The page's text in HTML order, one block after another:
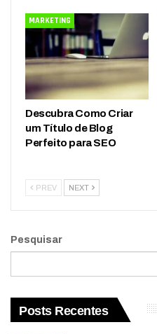
MARKETING
Descubra Como Criar
um Título de Blog
Perfeito para SEO
PREV NEXT
Pesquisar
Posts Recentes